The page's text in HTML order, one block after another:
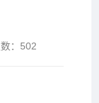
： 502